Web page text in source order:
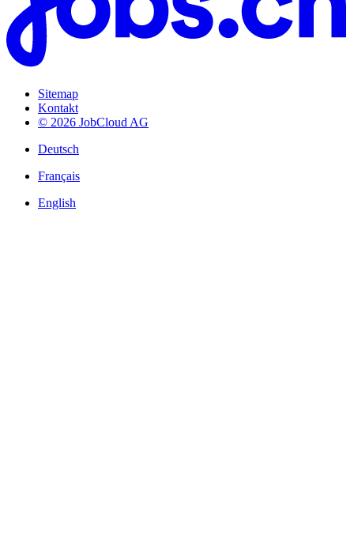
Sitemap
Kontakt
© 2026 JobCloud AG
Deutsch
Français
English